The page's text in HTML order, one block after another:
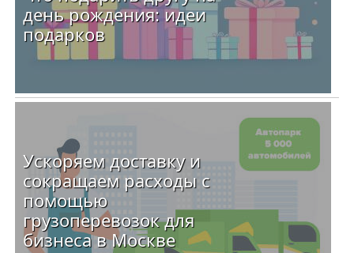
день рождения: идеи
подарков
Ускоряем доставку и
сокращаем расходы с
помощью
грузоперевозок для
бизнеса в Москве